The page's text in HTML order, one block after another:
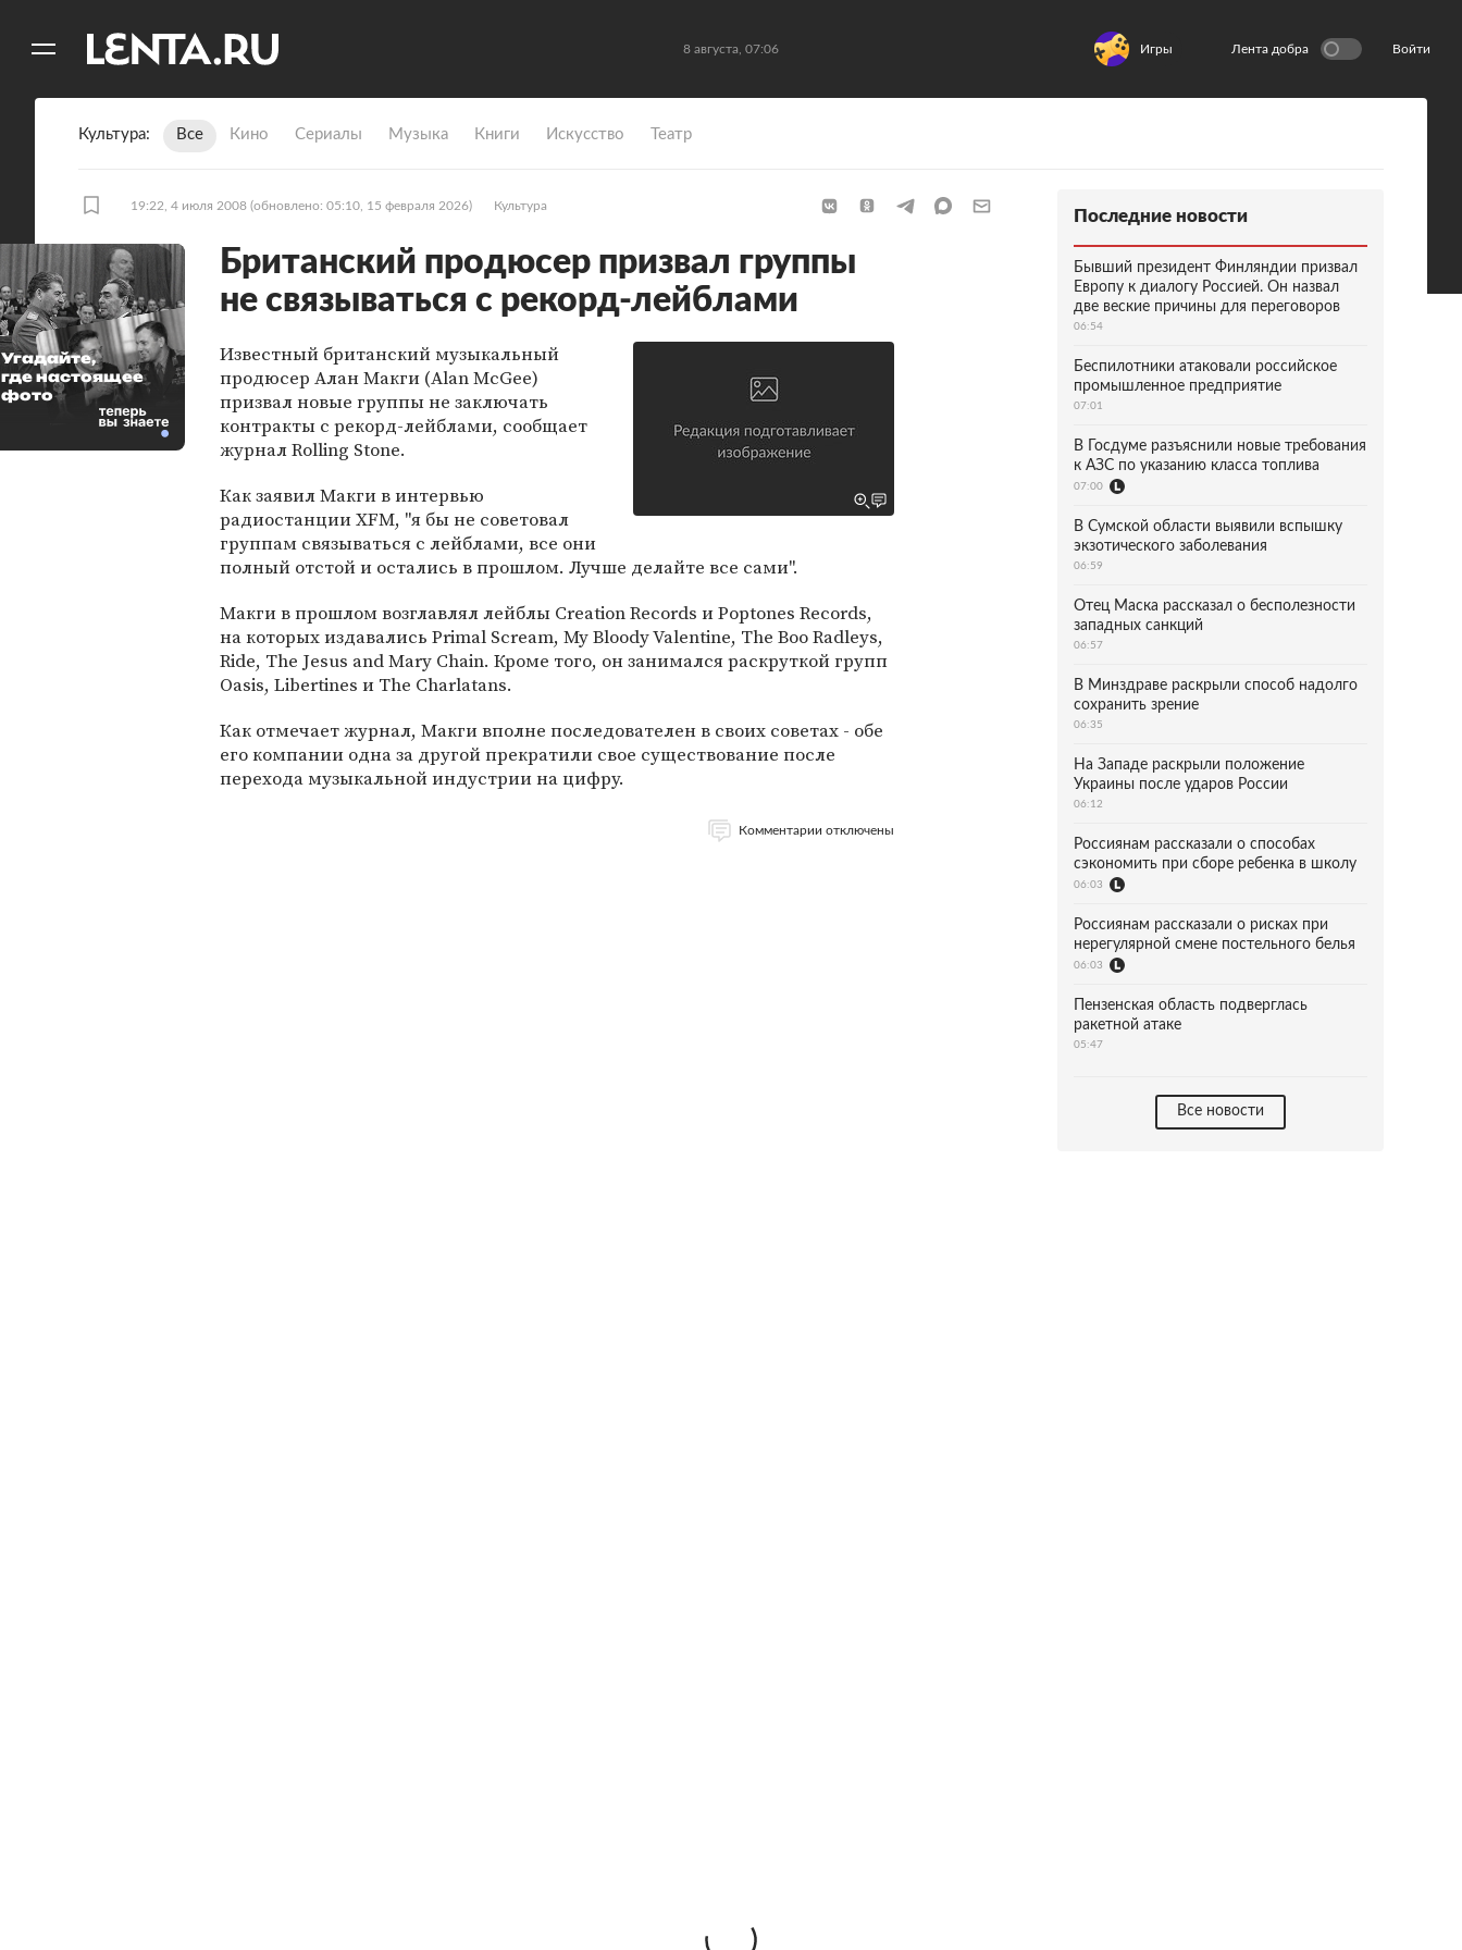
8 августа, 07:06 Игры Лента добра Войти
Культура Все Кино Сериалы Музыка Книги Искусство Театр
19:22, 4 июля 2008 (обновлено: 05:10, 15 февраля 2026) Культура
Британский продюсер призвал группы
не связываться с рекорд-лейблами
Известный британский музыкальный
продюсер Алан Макги (Alan McGee)
призвал новые группы не заключать
контракты с рекорд-лейблами, сообщает
журнал Rolling Stone.
Как заявил Макги в интервью
радиостанции XFM, "я бы не советовал
группам связываться с лейблами, все они
полный отстой и остались в прошлом. Лучше делайте все сами".
Макги в прошлом возглавлял лейблы Creation Records и Poptones Records,
на которых издавались Primal Scream, My Bloody Valentine, The Boo Radleys,
Ride, The Jesus and Mary Chain. Кроме того, он занимался раскруткой групп
Oasis, Libertines и The Charlatans.
Как отмечает журнал, Макги вполне последователен в своих советах - обе
его компании одна за другой прекратили свое существование после
перехода музыкальной индустрии на цифру.
Комментарии отключены
Угадайте,
где настоящее
фото
Последние новости
Бывший президент Финляндии призвал
Европу к диалогу Россией. Он назвал
две веские причины для переговоров
06:54
Беспилотники атаковали российское
промышленное предприятие
07:01
В Госдуме разъяснили новые требования
к АЗС по указанию класса топлива
07:00
В Сумской области выявили вспышку
экзотического заболевания
06:59
Отец Маска рассказал о бесполезности
западных санкций
06:57
В Минздраве раскрыли способ надолго
сохранить зрение
06:35
На Западе раскрыли положение
Украины после ударов России
06:12
Россиянам рассказали о способах
сэкономить при сборе ребенка в школу
06:03
Россиянам рассказали о рисках при
нерегулярной смене постельного белья
06:03
Пензенская область подверглась
ракетной атаке
05:47
Все новости